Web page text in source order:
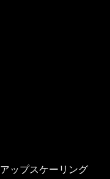
アップスケーリング